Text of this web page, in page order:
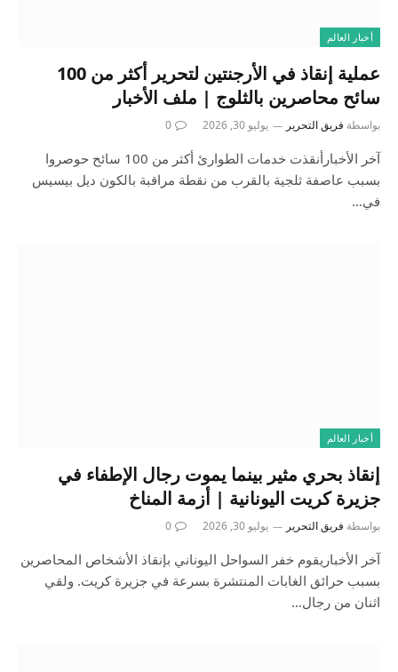
أخبار العالم
عملية إنقاذ في الأرجنتين لتحرير أكثر من 100
سائح محاصرين بالثلوج | ملف الأخبار
بواسطة فريق التحرير يوليو 30, 2026 0
آخر الأخبارأنقذت خدمات الطوارئ أكثر من 100 سائح حوصروا
بسبب عاصفة ثلجية بالقرب من نقطة مراقبة بالكون ديل بيسيس
في…
أخبار العالم
إنقاذ بحري مثير بينما يموت رجال الإطفاء في
جزيرة كريت اليونانية | أزمة المناخ
بواسطة فريق التحرير يوليو 30, 2026 0
آخر الأخباريقوم خفر السواحل اليوناني بإنقاذ الأشخاص المحاصرين
بسبب حرائق الغابات المنتشرة بسرعة في جزيرة كريت. ولقي
اثنان من رجال…